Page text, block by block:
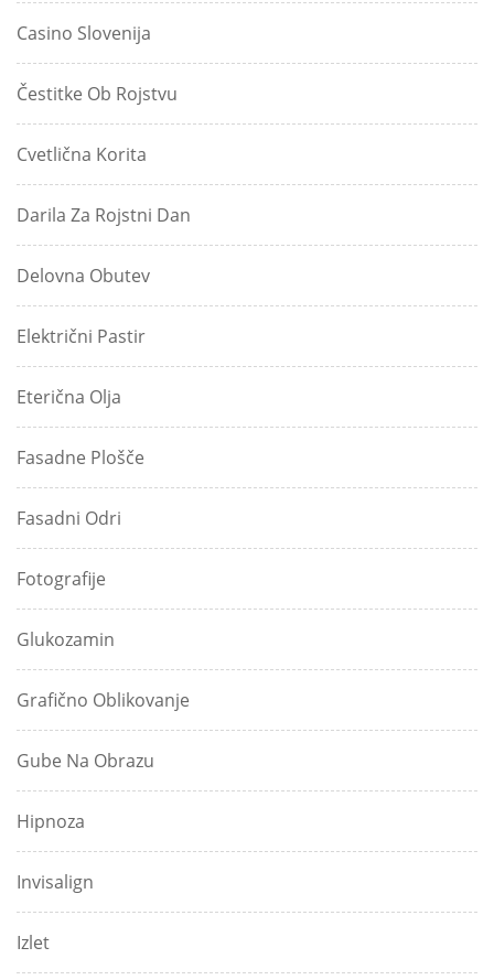
Casino Slovenija
Čestitke Ob Rojstvu
Cvetlična Korita
Darila Za Rojstni Dan
Delovna Obutev
Električni Pastir
Eterična Olja
Fasadne Plošče
Fasadni Odri
Fotografije
Glukozamin
Grafično Oblikovanje
Gube Na Obrazu
Hipnoza
Invisalign
Izlet